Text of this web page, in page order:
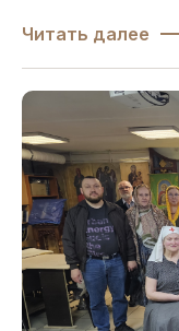
Читать далее